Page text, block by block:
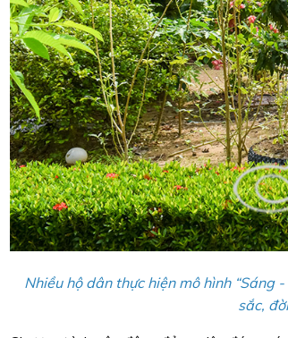
Nhiều hộ dân thực hiện mô hình “Sáng
sắc,